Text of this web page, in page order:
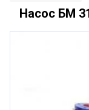
Насос БМ